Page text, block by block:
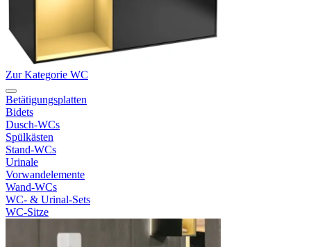
Zur Kategorie WC
Betätigungsplatten
Bidets
Dusch-WCs
Spülkästen
Stand-WCs
Urinale
Vorwandelemente
Wand-WCs
WC- & Urinal-Sets
WC-Sitze